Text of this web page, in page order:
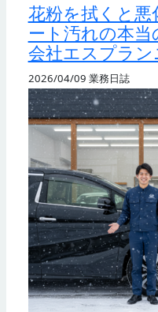
花粉を拭くと悪
ート汚れの本
会社エスプラ
2026/04/09 業務日誌